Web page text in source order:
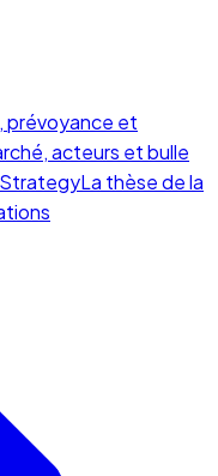
prévoyance et
acteurs et bulle
La thèse de la